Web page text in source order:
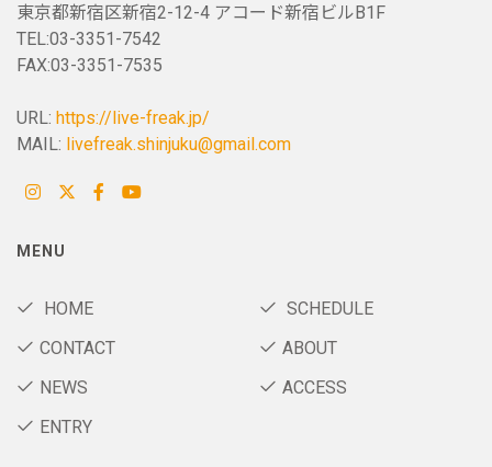
東京都新宿区新宿2-12-4 アコード新宿ビルB1F
TEL:03-3351-7542
FAX:03-3351-7535
URL: https://live-freak.jp/
MAIL: livefreak.shinjuku@gmail.com
MENU
HOME
SCHEDULE
CONTACT
ABOUT
NEWS
ACCESS
ENTRY